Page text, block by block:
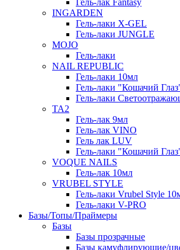
INGARDEN
Гель-лаки Х-GEL
Гель-лаки JUNGLE
MOJO
Гель-лаки
NAIL REPUBLIC
Гель-лаки 10мл
Гель-лаки "Кошачий
Гель-лаки
TA2
Гель-лак 9мл
Гель-лак VINO
Гель лак LUV
Гель-лаки "Кошачий
VOQUE NAILS
Гель-лак 10мл
VRUBEL STYLE
Гель-лаки Vrubel Style
Гель-лаки V-PRO
Базы/Топы/Праймеры
Базы
Базы прозрачные
Базы камуфлирующие/